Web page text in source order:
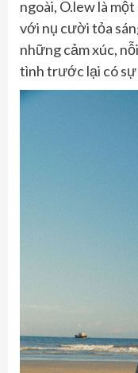
ngoài, O.lew là
với nụ cười tỏa
những cảm xúc,
tình trước lại có sự